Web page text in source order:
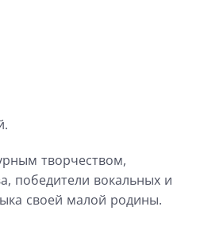
творчеством,
победители вокальных и
своей малой родины.